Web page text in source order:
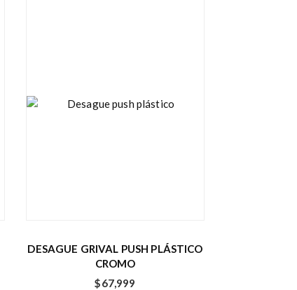
DESAGUE GRIVAL PUSH PLÁSTICO
CROMO
$67,999